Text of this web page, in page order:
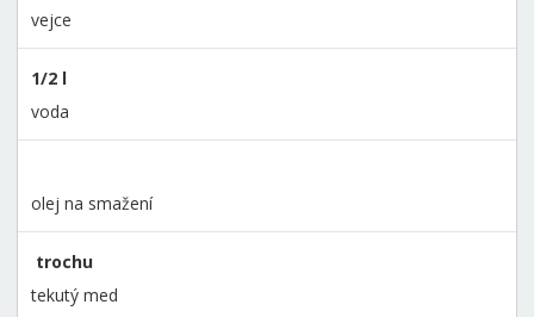
vejce
1/2 l
voda
olej na smažení
trochu
tekutý med